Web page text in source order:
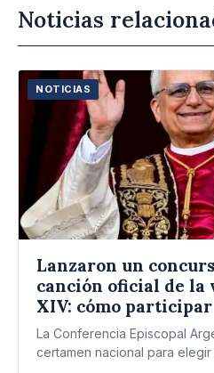
Noticias
NOTICIAS
Lanzaron un
canción oficial de la
XIV: cómo participar
La Conferencia Episcopal
certamen nacional para